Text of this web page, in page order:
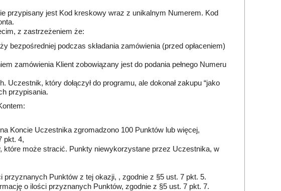
przypisany jest Kod kreskowy wraz z unikalnym Numerem. Kod
z zastrzeżeniem że:
podczas składania zamówienia (przed opłaceniem)
zamówienia Klient zobowiązany jest do podania pełnego Numeru
który dołączył do programu, ale dokonał zakupu “jako
przypisania.
Koncie Uczestnika zgromadzono 100 Punktów lub więcej,
pkt. 4,
może stracić. Punkty niewykorzystane przez Uczestnika, w
Punktów z tej okazji, , zgodnie z §5 ust. 7 pkt. 5.
o ilości przyznanych Punktów, zgodnie z §5 ust. 7 pkt. 7.